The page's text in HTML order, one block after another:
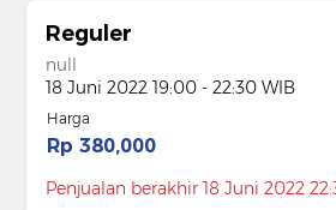
Reguler
null
18 Juni 2022 19:00 - 22:30 WIB
Harga
Rp 380,000
Penjualan berakhir 18 Juni 2022